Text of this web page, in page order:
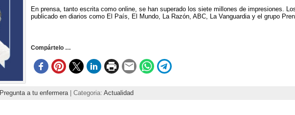
En prensa, tanto escrita como online, se han superado los siete millones de impresiones.
publicado en diarios como El País, El Mundo, La Razón, ABC, La Vanguardia y el grupo
Compártelo …
Pregunta a tu enfermera| Categoria: Actualidad